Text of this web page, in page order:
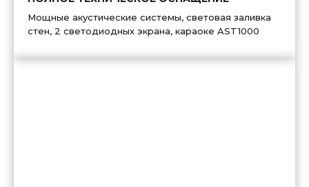
Мощные акустические системы, световая заливка
стен, 2 светодиодных экрана, караоке AST1000